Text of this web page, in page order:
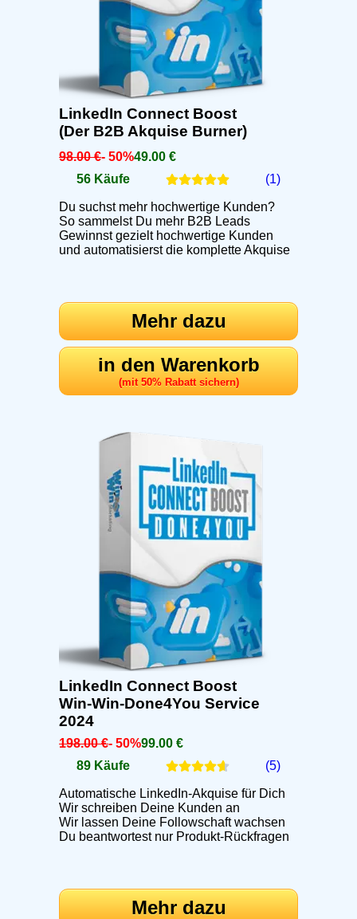
LinkedIn Connect Boost
(Der B2B Akquise Burner)
98.00 €- 50%49.00 €
56 Käufe
(1)
Du suchst mehr hochwertige Kunden?
So sammelst Du mehr B2B Leads
Gewinnst gezielt hochwertige Kunden
und automatisierst die komplette Akquise
Mehr dazu
in den Warenkorb
(mit 50% Rabatt sichern)
LinkedIn Connect Boost
Win-Win-Done4You Service
2024
198.00 €- 50%99.00 €
89 Käufe
(5)
Automatische LinkedIn-Akquise für Dich
Wir schreiben Deine Kunden an
Wir lassen Deine Followschaft wachsen
Du beantwortest nur Produkt-Rückfragen
Mehr dazu